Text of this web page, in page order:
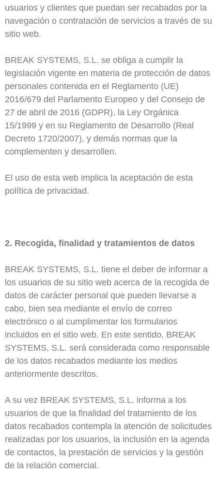
usuarios y clientes que puedan ser recabados por la
navegación o contratación de servicios a través de su
sitio web.
BREAK SYSTEMS, S.L. se obliga a cumplir la
legislación vigente en materia de protección de datos
personales contenida en el Reglamento (UE)
2016/679 del Parlamento Europeo y del Consejo de
27 de abril de 2016 (GDPR), la Ley Orgánica
15/1999 y en su Reglamento de Desarrollo (Real
Decreto 1720/2007), y demás normas que la
complementen y desarrollen.
El uso de esta web implica la aceptación de esta
política de privacidad.
2. Recogida, finalidad y tratamientos de datos
BREAK SYSTEMS, S.L. tiene el deber de informar a
los usuarios de su sitio web acerca de la recogida de
datos de carácter personal que pueden llevarse a
cabo, bien sea mediante el envío de correo
electrónico o al cumplimentar los formularios
incluidos en el sitio web. En este sentido, BREAK
SYSTEMS, S.L. será considerada como responsable
de los datos recabados mediante los medios
anteriormente descritos.
A su vez BREAK SYSTEMS, S.L. informa a los
usuarios de que la finalidad del tratamiento de los
datos recabados contempla la atención de solicitudes
realizadas por los usuarios, la inclusión en la agenda
de contactos, la prestación de servicios y la gestión
de la relación comercial.